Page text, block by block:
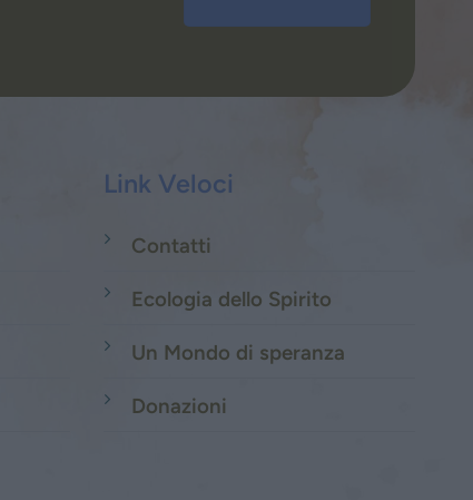
Link Veloci
Contatti
Ecologia dello Spirito
Un Mondo di speranza
Donazioni